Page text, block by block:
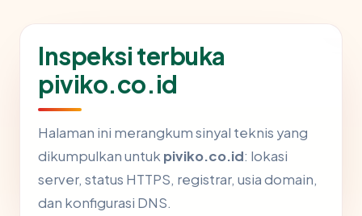
Inspeksi terbuka
piviko.co.id
Halaman ini merangkum sinyal teknis yang
dikumpulkan untuk piviko.co.id: lokasi
server, status HTTPS, registrar, usia domain,
dan konfigurasi DNS.